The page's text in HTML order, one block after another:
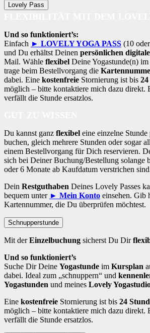
Lovely Pass
Und so funktioniert’s:
Einfach ► LOVELY YOGA PASS (10
und Du erhältst Deinen persönlichen
Mail. Wähle flexibel Deine Yogastunde(n) im
trage beim Bestellvorgang die
dabei. Eine kostenfreie Stornierung ist bis
möglich – bitte kontaktiere mich dazu direkt.
verfällt die Stunde ersatzlos.
Du kannst ganz flexibel eine einzelne
buchen, gleich mehrere Stunden oder sogar
einem Bestellvorgang für Dich reservieren.
sich bei Deiner Buchung/Bestellung solange
oder 6 Monate ab Kaufdatum verstrichen
Dein Restguthaben Deines Lovely Passes
bequem unter ► Mein Konto einsehen. Gib
Kartennummer, die Du überprüfen möchtest.
Schnupperstunde
Mit derEinzelbuchung sicherst Du Dir
Und so funktioniert’s
Suche Dir Deine Yogastunde im Kursplan
dabei. Ideal zum „schnuppern“ und
Yogastunden und meines Lovely
Eine kostenfreie Stornierung ist bis 24
möglich – bitte kontaktiere mich dazu direkt.
verfällt die Stunde ersatzlos.